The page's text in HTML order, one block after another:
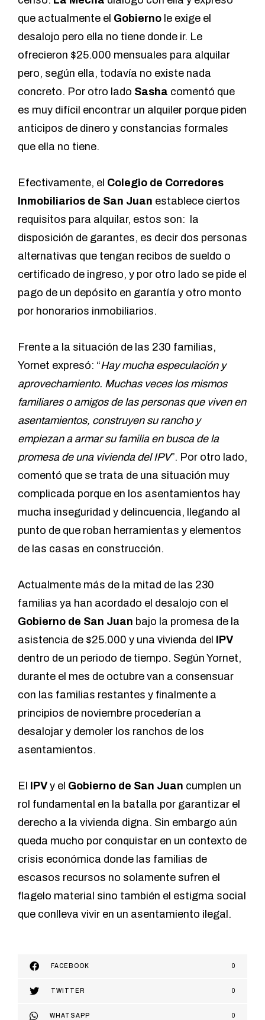
que actualmente el Gobierno le exige el
desalojo pero ella no tiene donde ir. Le
ofrecieron $25.000 mensuales para alquilar
pero, según ella, todavía no existe nada
concreto. Por otro lado Sasha comentó que
es muy difícil encontrar un alquiler porque piden
anticipos de dinero y constancias formales
que ella no tiene.
Efectivamente, el Colegio de Corredores
Inmobiliarios de San Juan establece ciertos
requisitos para alquilar, estos son: la
disposición de garantes, es decir dos personas
alternativas que tengan recibos de sueldo o
certificado de ingreso, y por otro lado se pide el
pago de un depósito en garantía y otro monto
por honorarios inmobiliarios.
Frente a la situación de las 230 familias,
Yornet expresó: “Hay mucha especulación y
aprovechamiento. Muchas veces los mismos
familiares o amigos de las personas que viven en
asentamientos, construyen su rancho y
empiezan a armar su familia en busca de la
promesa de una vivienda del IPV”. Por otro lado,
comentó que se trata de una situación muy
complicada porque en los asentamientos hay
mucha inseguridad y delincuencia, llegando al
punto de que roban herramientas y elementos
de las casas en construcción.
Actualmente más de la mitad de las 230
familias ya han acordado el desalojo con el
Gobierno de San Juan bajo la promesa de la
asistencia de $25.000 y una vivienda del
IPV
dentro de un periodo de tiempo. Según Yornet,
durante el mes de octubre van a consensuar
con las familias restantes y finalmente a
principios de noviembre procederían a
desalojar y demoler los ranchos de los
asentamientos.
El IPVy el Gobierno de San Juan cumplen un
rol fundamental en la batalla por garantizar el
derecho a la vivienda digna. Sin embargo aún
queda mucho por conquistar en un contexto de
crisis económica donde las familias de
escasos recursos no solamente sufren el
flagelo material sino también el estigma social
que conlleva vivir en un asentamiento ilegal.
FACEBOOK 0
TWITTER 0
WHATSAPP 0